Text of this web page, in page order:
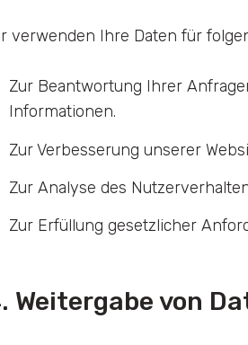
verwenden Ihre Daten für
Zur Beantwortung Ihrer
Informationen.
Zur Verbesserung unserer
Zur Analyse des
Zur Erfüllung gesetzlicher
Weitergabe von